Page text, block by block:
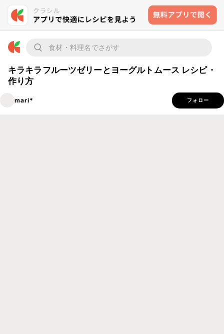
キラキラフルーツゼリーとヨーグルトムース レシピ・
作り方
mari* フォロー